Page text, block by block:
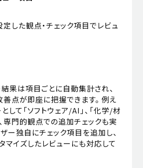
した観点・チェック項目でレビュ
果は項目ごとに自動集計され、
点が即座に把握できます。 例え
して「ソフトウェア/AI」、「化学/材
専門的観点での追加チェックも実
ー独自にチェック項目を追加し、
マイズしたレビューにも対応して